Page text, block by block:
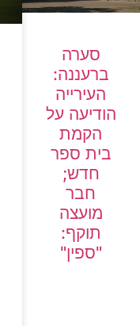
סערה
ברעננה:
העירייה
הודיעה על
הקמת
בית ספר
חדש;
חבר
מועצה
תוקף:
"ספין"